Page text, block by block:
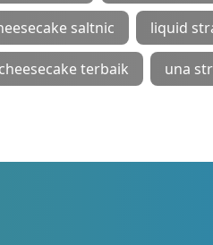
saltnic liquid
terbaik una